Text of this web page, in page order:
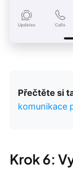
Přečtěte si
komunikace
Krok 6: